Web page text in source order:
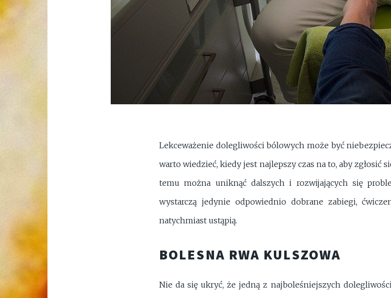
Lekceważenie dolegliwości bólowych może być
warto wiedzieć, kiedy jest najlepszy czas na to, aby zgłosić
temu można uniknąć dalszych i rozwijających się
wystarczą jedynie odpowiednio dobrane zabiegi,
natychmiast ustąpią.
BOLESNA RWA KULSZOWA
Nie da się ukryć, że jedną z najboleśniejszych